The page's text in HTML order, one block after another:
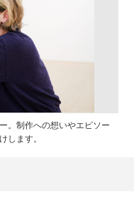
。制作への想いやエピソー
します。